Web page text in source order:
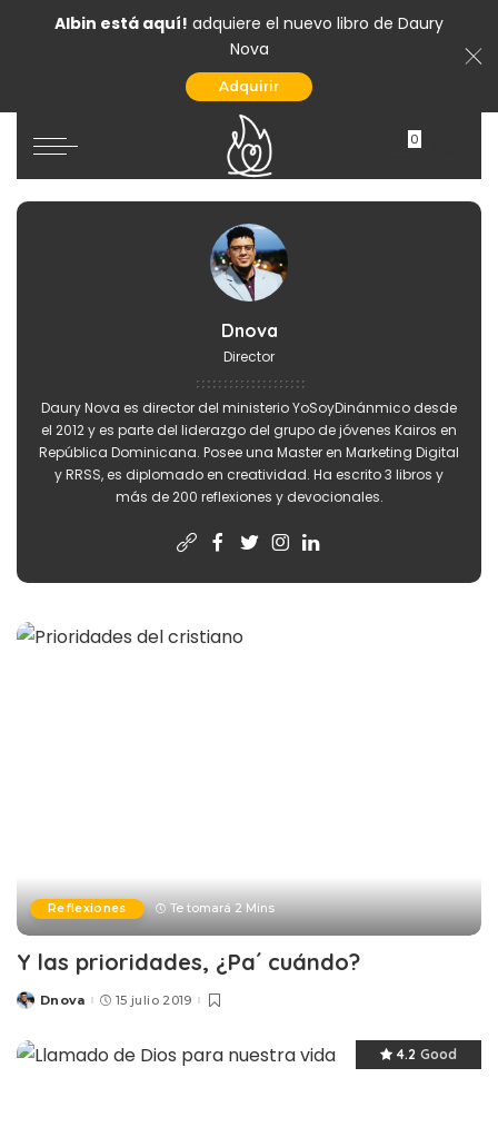
Albin está aquí! adquiere el nuevo libro de Daury
Nova
Adquirir
0
Dnova
Director
Daury Nova es director del ministerio YoSoyDinánmico desde
el 2012 y es parte del liderazgo del grupo de jóvenes Kairos en
República Dominicana. Posee una Master en Marketing Digital
y RRSS, es diplomado en creatividad. Ha escrito 3 libros y
más de 200 reflexiones y devocionales.
Reflexiones Te tomará 2 Mins
Y las prioridades, ¿Pa´ cuándo?
Posted
Dnova 15 julio 2019
4.2 Good